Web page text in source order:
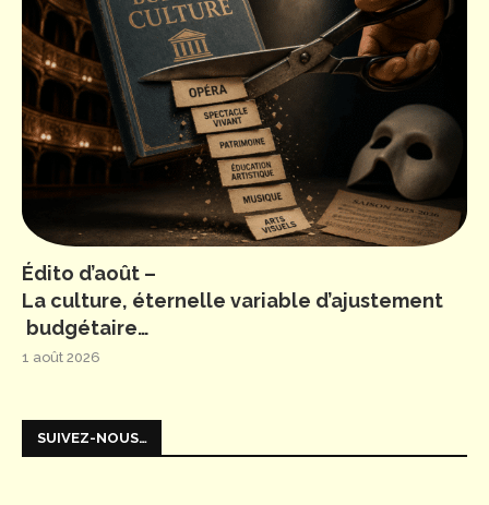
Édito d’août –
La culture, éternelle variable d’ajustement
budgétaire…
1 août 2026
SUIVEZ-NOUS…